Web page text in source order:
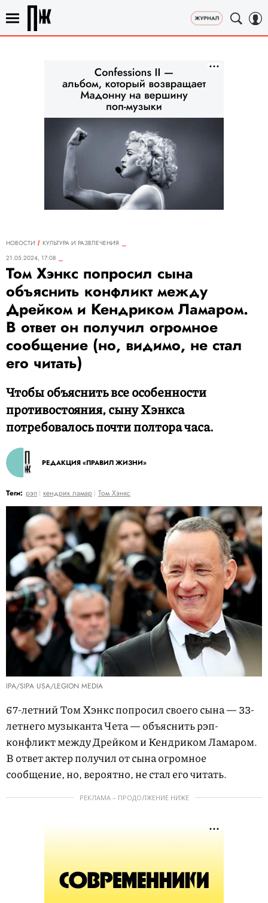
НОВОСТИ
КУЛЬТУРА И РАЗВЛЕЧЕНИЯ
21.05.2024, 17:08
Том Хэнкс попросил сына
объяснить конфликт между
Дрейком и Кендриком Ламаром.
В ответ он получил огромное
сообщение (но, видимо, не стал
его читать)
Чтобы объяснить все особенности
противостояния, сыну Хэнкса
потребовалось почти полтора часа.
РЕДАКЦИЯ «ПРАВИЛ ЖИЗНИ»
Теги: рэп кендрик ламар Том Хэнкс
IPA/SIPA USA/LEGION MEDIA
67-летний Том Хэнкс попросил своего сына — 33-
летнего музыканта Чета — объяснить рэп-
конфликт между Дрейком и Кендриком Ламаром.
В ответ актер получил от сына огромное
сообщение, но, вероятно, не стал его читать.
РЕКЛАМА – ПРОДОЛЖЕНИЕ НИЖЕ